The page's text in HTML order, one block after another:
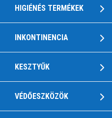
HIGIÉNÉS TERMÉKEK
INKONTINENCIA
KESZTYŰK
VÉDŐESZKÖZÖK